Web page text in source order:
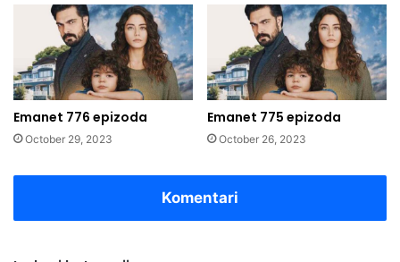
Emanet 776 epizoda
October 29, 2023
Emanet 775 epizoda
October 26, 2023
Komentari